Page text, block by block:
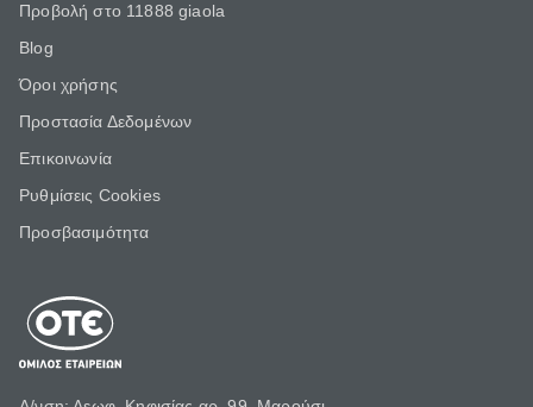
Προβολή στο 11888 giaola
Blog
Όροι χρήσης
Προστασία Δεδομένων
Επικοινωνία
Ρυθμίσεις Cookies
Προσβασιμότητα